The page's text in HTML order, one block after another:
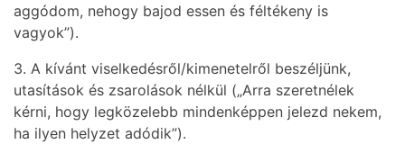
aggódom, nehogy bajod essen és féltékeny is
vagyok”).
3. A kívánt viselkedésről/kimenetelről beszéljünk,
utasítások és zsarolások nélkül („Arra szeretnélek
kérni, hogy legközelebb mindenképpen jelezd nekem,
ha ilyen helyzet adódik”).